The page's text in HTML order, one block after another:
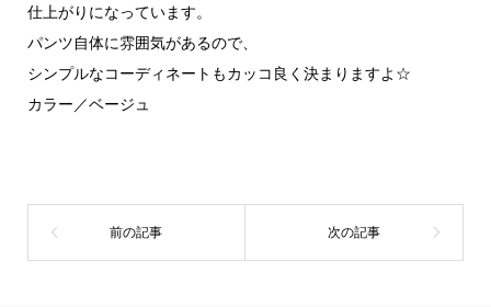
仕上がりになっています。
パンツ自体に雰囲気があるので、
シンプルなコーディネートもカッコ良く決まりますよ☆
カラー／ベージュ